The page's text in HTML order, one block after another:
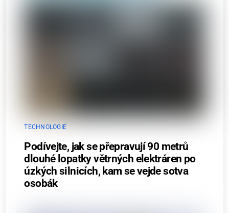
TECHNOLOGIE
Podívejte, jak se přepravují 90 metrů
dlouhé lopatky větrných elektráren po
úzkých silnicích, kam se vejde sotva
osobák